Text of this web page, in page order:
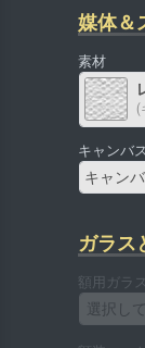
媒体＆
素材
(
キャンバ
キャン
ガラス
額用ガラ
選択し